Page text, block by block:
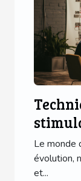
une
Le monde
évolution,
et...